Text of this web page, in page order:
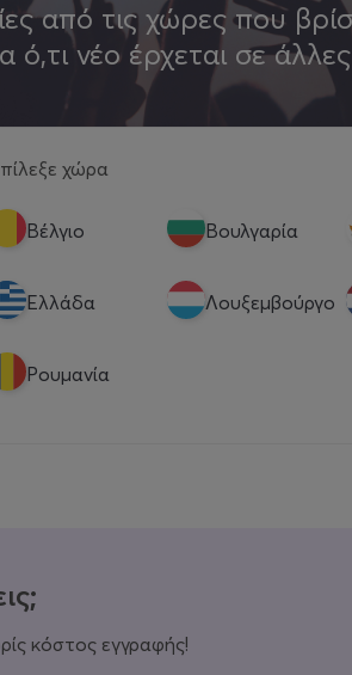
από τις χώρες που
ό,τι νέο έρχεται σε
χώρα
Βέλγιο Βουλγαρία
Eλλάδα Λουξεμβούργο
Ρουμανία
κόστος εγγραφής!